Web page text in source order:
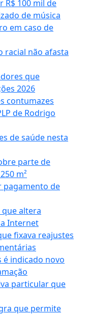
R$ 100 mil de
de música
em caso de
racial não afasta
que
2026
contumazes
de Rodrigo
de saúde nesta
parte de
m²
pagamento de
que altera
Internet
fixava reajustes
é indicado novo
particular que
que permite